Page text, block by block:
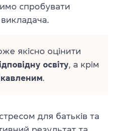
спробувати
якісно оцінити
освіту, а крім
.
для батьків та